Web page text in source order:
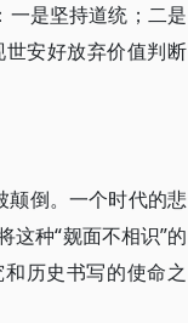
一是坚持道统；二是
安好放弃价值判断
颠倒。一个时代的悲
这种“觌面不相识”的
历史书写的使命之